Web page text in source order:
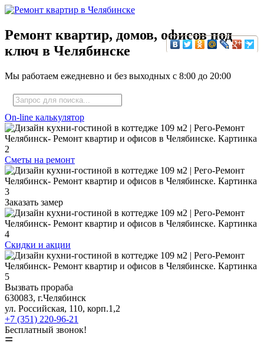
Ремонт квартир, домов, офисов под
ключ в Челябинске
Мы работаем ежедневно и без выходных с 8:00 до 20:00
On-line калькулятор
Сметы на ремонт
Заказать замер
Скидки и акции
Вызвать прораба
630083, г.Челябинск
ул. Российская, 110, корп.1,2
+7 (351) 220-96-21
Бесплатный звонок!